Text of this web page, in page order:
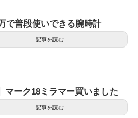
で普段使いできる腕時計
記事を読む
マーク18ミラマー買いました
記事を読む